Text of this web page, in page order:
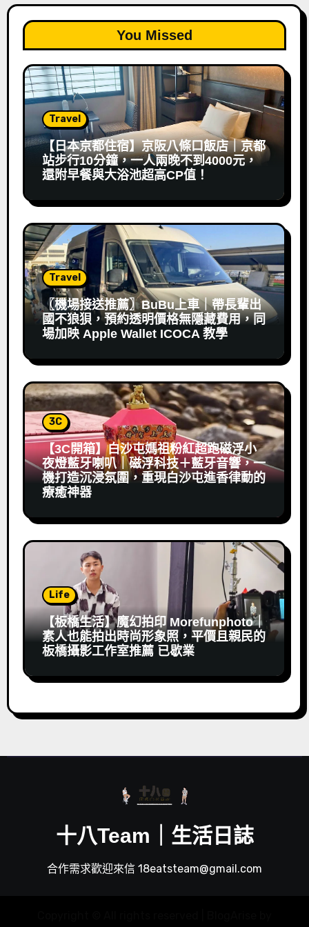
You Missed
Travel
【日本京都住宿】京阪八條口飯店｜京都
站步行10分鐘，一人兩晚不到4000元，
還附早餐與大浴池超高CP值！
Travel
〖機場接送推薦〗BuBu上車｜帶長輩出
國不狼狽，預約透明價格無隱藏費用，同
場加映 Apple Wallet ICOCA 教學
3C
【3C開箱】白沙屯媽祖粉紅超跑磁浮小
夜燈藍牙喇叭｜磁浮科技＋藍牙音響，一
機打造沉浸氛圍，重現白沙屯進香律動的
療癒神器
Life
【板橋生活】魔幻拍印 Morefunphoto｜
素人也能拍出時尚形象照，平價且親民的
板橋攝影工作室推薦 已歇業
十八Team｜生活日誌
合作需求歡迎來信 18eatsteam@gmail.com